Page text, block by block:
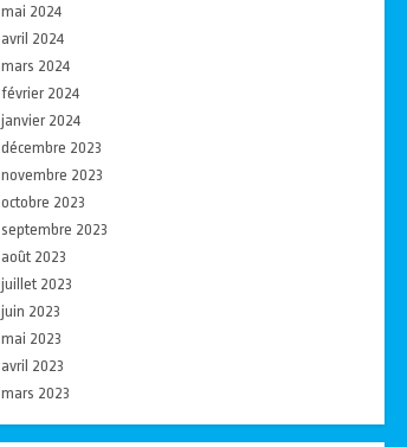
mai 2024
avril 2024
mars 2024
février 2024
janvier 2024
décembre 2023
novembre 2023
octobre 2023
septembre 2023
août 2023
juillet 2023
juin 2023
mai 2023
avril 2023
mars 2023